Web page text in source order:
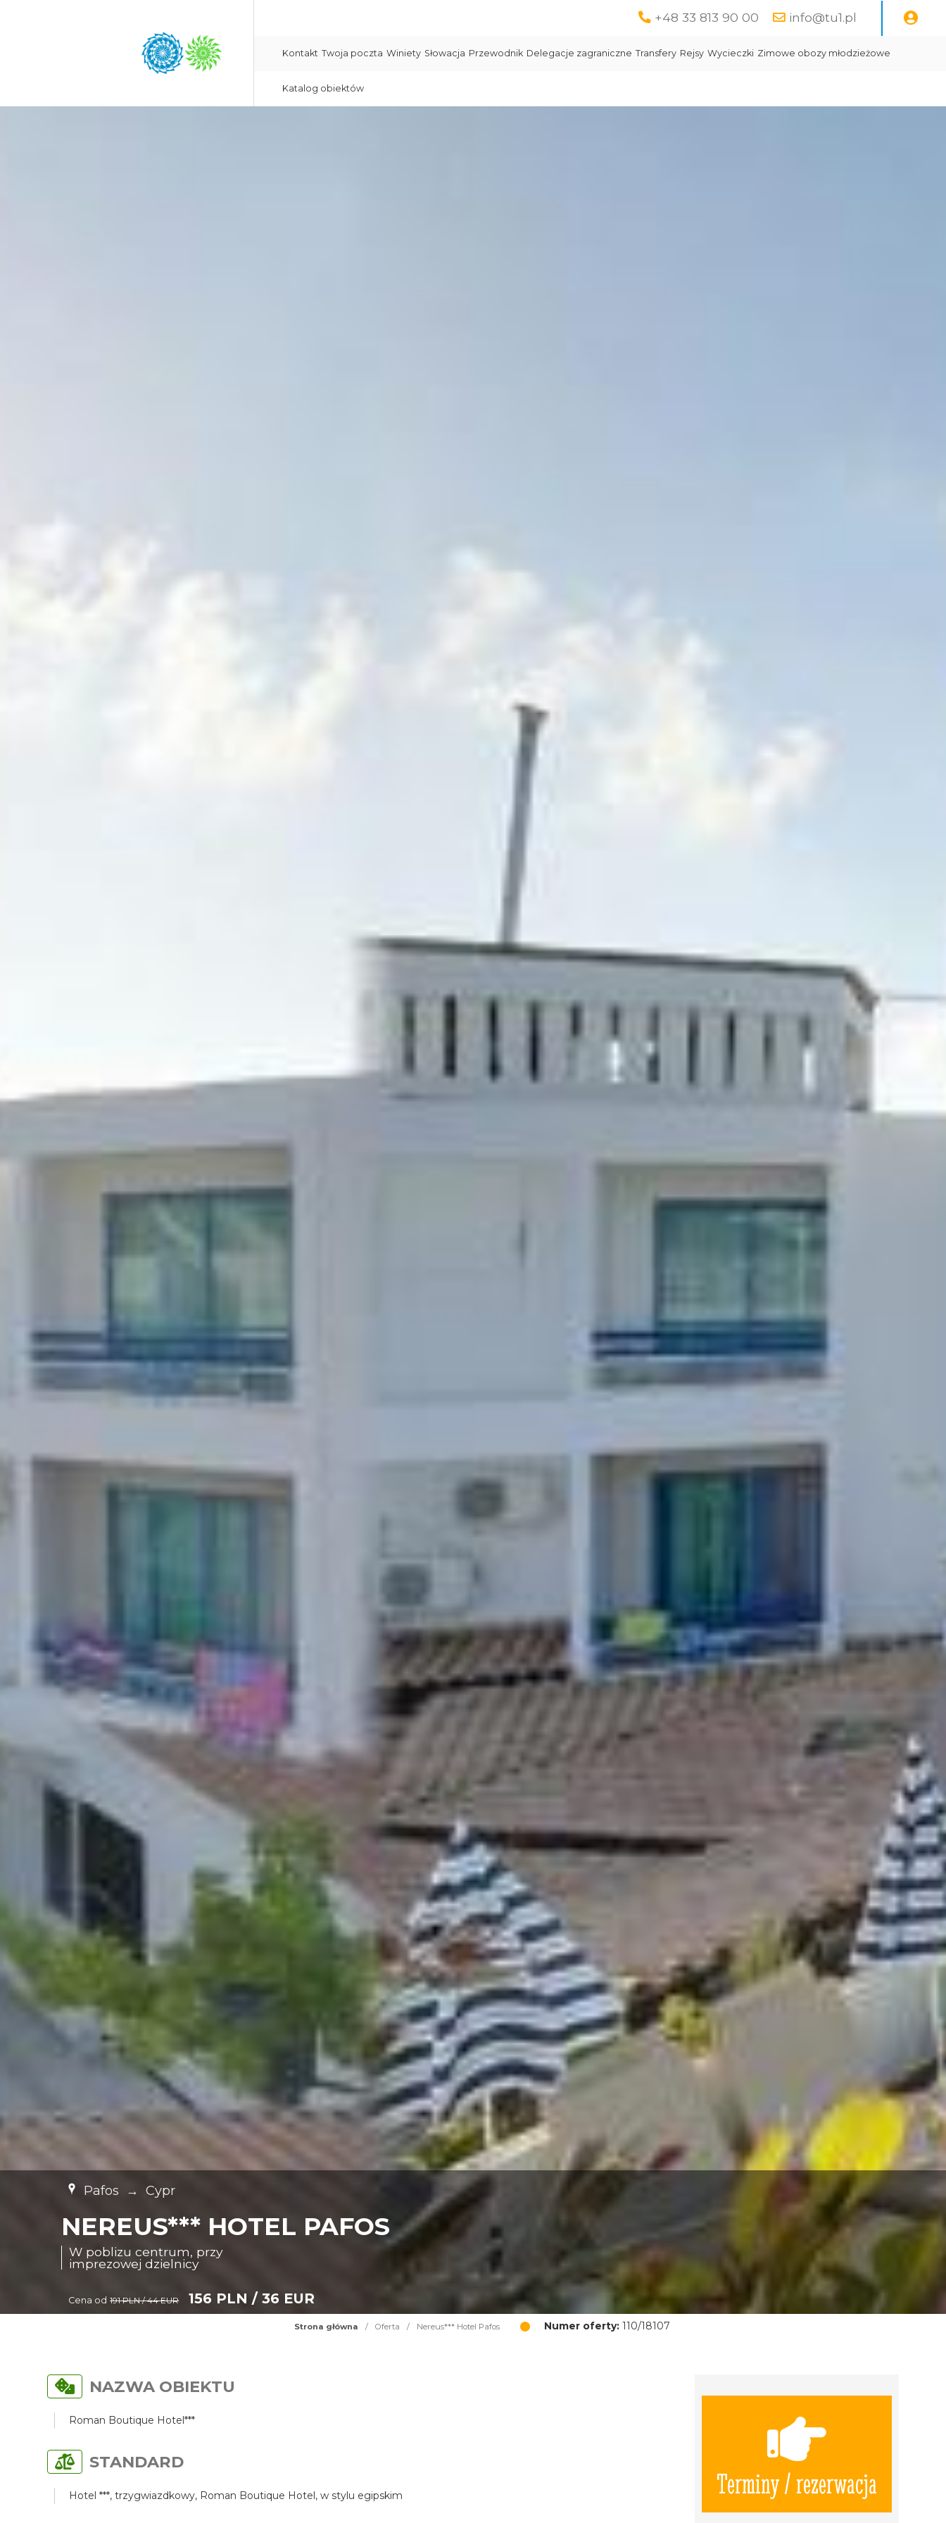
+48 33 813 90 00 info@tu1.pl
Kontakt Twoja poczta Winiety Słowacja Przewodnik Delegacje zagraniczne Transfery Rejsy Wycieczki Zimowe obozy młodzieżowe
Katalog obiektów
Pafos → Cypr
NEREUS*** HOTEL PAFOS
W poblizu centrum, przy
imprezowej dzielnicy
Cena od 191 PLN / 44 EUR 156 PLN / 36 EUR
Strona główna / Oferta / Nereus*** Hotel Pafos Numer oferty:110/18107
Terminy / rezerwacja
NAZWA OBIEKTU
Roman Boutique Hotel***
STANDARD
Hotel ***, trzygwiazdkowy, Roman Boutique Hotel, w stylu egipskim